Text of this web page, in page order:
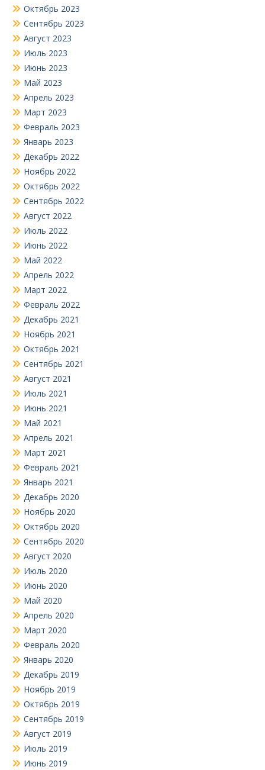
Октябрь 2023
Сентябрь 2023
Август 2023
Июль 2023
Июнь 2023
Май 2023
Апрель 2023
Март 2023
Февраль 2023
Январь 2023
Декабрь 2022
Ноябрь 2022
Октябрь 2022
Сентябрь 2022
Август 2022
Июль 2022
Июнь 2022
Май 2022
Апрель 2022
Март 2022
Февраль 2022
Декабрь 2021
Ноябрь 2021
Октябрь 2021
Сентябрь 2021
Август 2021
Июль 2021
Июнь 2021
Май 2021
Апрель 2021
Март 2021
Февраль 2021
Январь 2021
Декабрь 2020
Ноябрь 2020
Октябрь 2020
Сентябрь 2020
Август 2020
Июль 2020
Июнь 2020
Май 2020
Апрель 2020
Март 2020
Февраль 2020
Январь 2020
Декабрь 2019
Ноябрь 2019
Октябрь 2019
Сентябрь 2019
Август 2019
Июль 2019
Июнь 2019